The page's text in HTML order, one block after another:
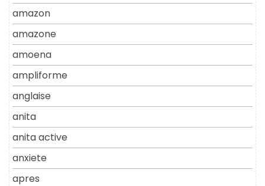
amazon
amazone
amoena
ampliforme
anglaise
anita
anita active
anxiete
apres